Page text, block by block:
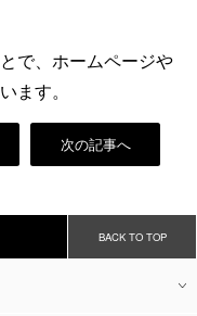
で、ホームページや
ます。
次の記事へ
BACK TO TOP